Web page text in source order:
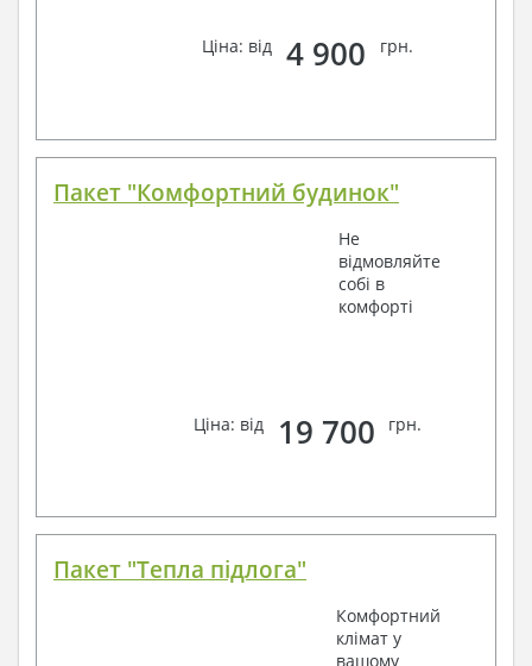
Ціна: від 4 900 грн.
Пакет "Комфортний будинок"
Не
відмовляйте
собі в
комфорті
Ціна: від 19 700 грн.
Пакет "Тепла підлога"
Комфортний
клімат у
вашому